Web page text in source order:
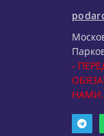
-
НАМИ,